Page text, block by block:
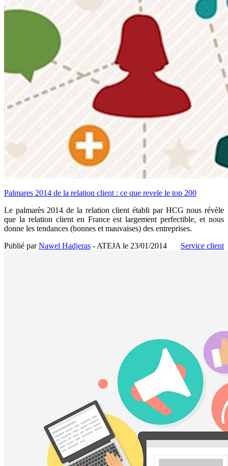
Palmares 2014 de la relation client : ce que revele le top 200
Le palmarès 2014 de la relation client établi par HCG nous révèle
que la relation client en France est largement perfectible, et nous
donne les tendances (bonnes et mauvaises) des entreprises.
Service client
Publié parNawel Hadjeras - ATEJA le 23/01/2014